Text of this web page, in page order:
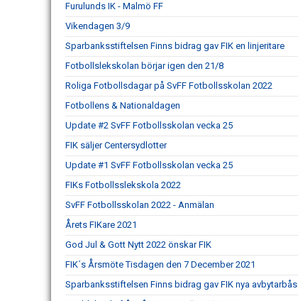
Furulunds IK - Malmö FF
Vikendagen 3/9
Sparbanksstiftelsen Finns bidrag gav FIK en linjeritare
Fotbollslekskolan börjar igen den 21/8
Roliga Fotbollsdagar på SvFF Fotbollsskolan 2022
Fotbollens & Nationaldagen
Update #2 SvFF Fotbollsskolan vecka 25
FIK säljer Centersydlotter
Update #1 SvFF Fotbollsskolan vecka 25
FIKs Fotbollsslekskola 2022
SvFF Fotbollsskolan 2022 - Anmälan
Årets FIKare 2021
God Jul & Gott Nytt 2022 önskar FIK
FIK´s Årsmöte Tisdagen den 7 December 2021
Sparbanksstiftelsen Finns bidrag gav FIK nya avbytarbås